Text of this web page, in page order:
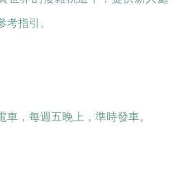
考指引。
車，每週五晚上，準時發車。